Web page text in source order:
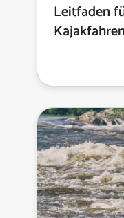
Leitfaden